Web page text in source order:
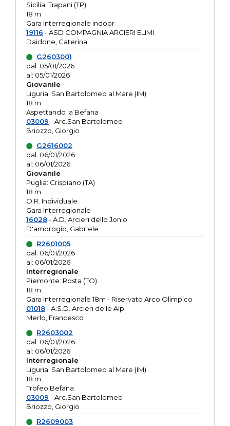
Sicilia: Trapani (TP)
18 m
Gara Interregionale indoor
19116 - ASD COMPAGNIA ARCIERI ELIMI
Daidone, Caterina
G2603001
dal: 05/01/2026
al: 05/01/2026
Giovanile
Liguria: San Bartolomeo al Mare (IM)
18 m
Aspettando la Befana
03009 - Arc.San Bartolomeo
Briozzo, Giorgio
G2616002
dal: 06/01/2026
al: 06/01/2026
Giovanile
Puglia: Crispiano (TA)
18 m
O.R. Individuale
Gara Interregionale
16028- A.D. Arcieri dello Jonio
D'ambrogio, Gabriele
R2601005
dal: 06/01/2026
al: 06/01/2026
Interregionale
Piemonte: Rosta (TO)
18 m
Gara Interregionale 18m - Riservato Arco Olimpico
01018- A.S.D. Arcieri delle Alpi
Merlo, Francesco
R2603002
dal: 06/01/2026
al: 06/01/2026
Interregionale
Liguria: San Bartolomeo al Mare (IM)
18 m
Trofeo Befana
03009 - Arc.San Bartolomeo
Briozzo, Giorgio
R2609003